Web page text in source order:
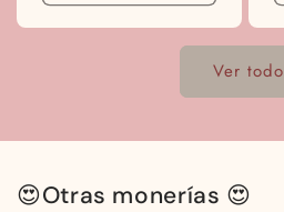
Ver todo
😍Otras monerías 😍